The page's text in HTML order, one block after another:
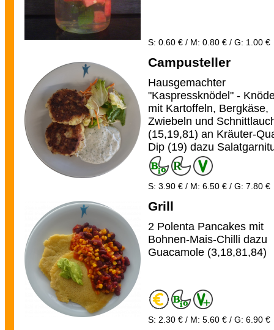
S: 0.60 € / M: 0.80 € / G: 1.00 €
Campusteller
Hausgemachter
"Kaspressknödel" -
mit Kartoffeln, Bergkäse,
Zwiebeln und
(15,19,81) an Kräuter-
Dip (19) dazu
S: 3.90 € / M: 6.50 € / G: 7.80 €
Grill
2 Polenta Pancakes mit
Bohnen-Mais-Chilli dazu
Guacamole (3,18,81,84)
S: 2.30 € / M: 5.60 € / G: 6.90 €